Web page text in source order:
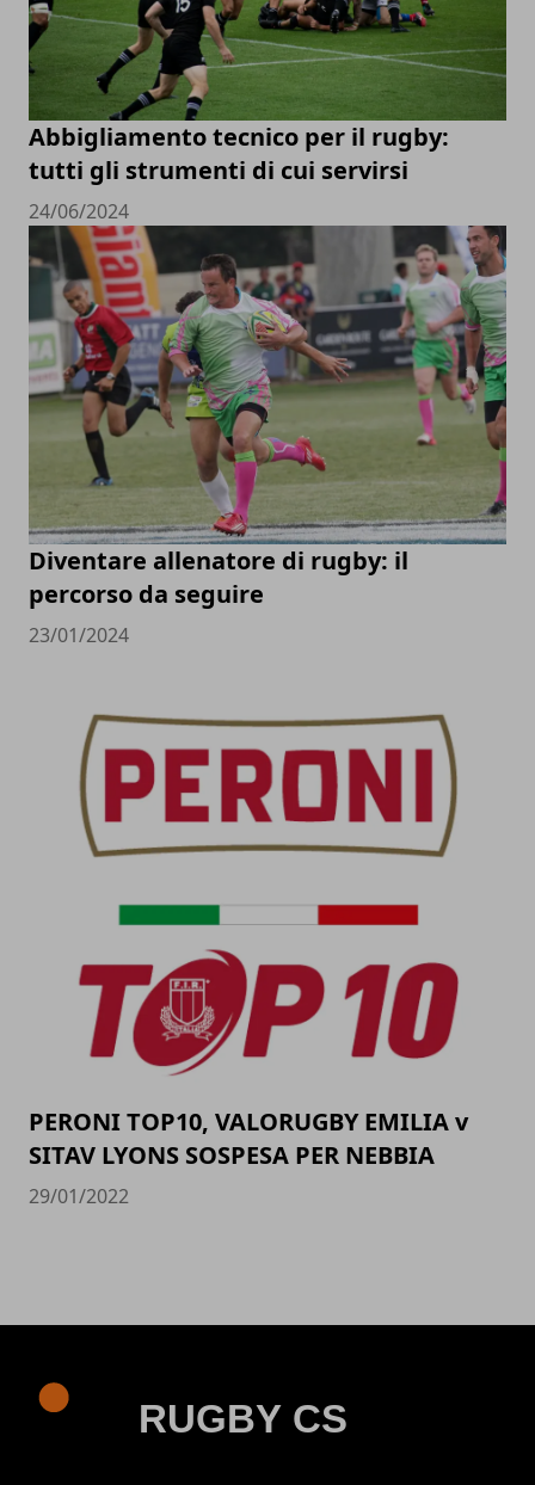
Abbigliamento tecnico per il rugby:
tutti gli strumenti di cui servirsi
24/06/2024
Diventare allenatore di rugby: il
percorso da seguire
23/01/2024
PERONI TOP10, VALORUGBY EMILIA v
SITAV LYONS SOSPESA PER NEBBIA
29/01/2022